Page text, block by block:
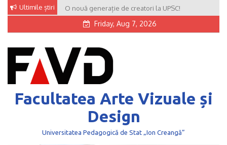
Skip
content
Ultimile știri O nouă generație de creatori la UPSC!
Friday, Aug 7, 2026
Facultatea Arte Vizuale și
Design
Universitatea Pedagogică de Stat „Ion Creangă”